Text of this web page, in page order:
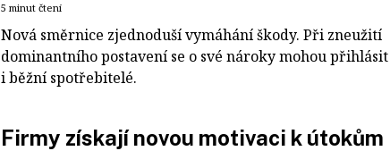
5 minut čtení
Nová směrnice zjednoduší vymáhání škody. Při zneužití
dominantního postavení se o své nároky mohou přihlásit
i běžní spotřebitelé.
Firmy získají novou motivaci k útokům